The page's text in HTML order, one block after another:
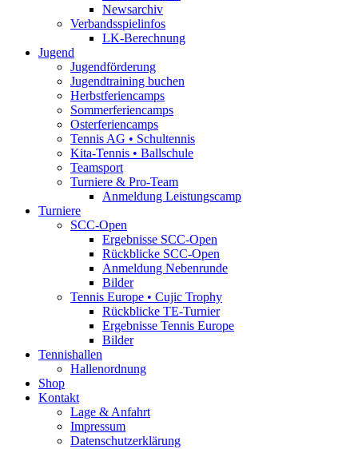
Newsarchiv
Verbandsspielinfos
LK-Berechnung
Jugend
Jugendförderung
Jugendtraining buchen
Herbstferiencamps
Sommerferiencamps
Osterferiencamps
Tennis AG • Schultennis
Kita-Tennis • Ballschule
Teamsport
Turniere & Pro-Team
Anmeldung Leistungscamp
Turniere
SCC-Open
Ergebnisse SCC-Open
Rückblicke SCC-Open
Anmeldung Nebenrunde
Bilder
Tennis Europe • Cujic Trophy
Rückblicke TE-Turnier
Ergebnisse Tennis Europe
Bilder
Tennishallen
Hallenordnung
Shop
Kontakt
Lage & Anfahrt
Impressum
Datenschutzerklärung